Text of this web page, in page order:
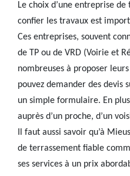
Le choix d’une entreprise
confier les travaux est
Ces entreprises, souvent
de TP ou de VRD (Voirie et
nombreuses à proposer
pouvez demander des devis
un simple formulaire. En
auprès d’un proche, d’un
Il faut aussi savoir qu’à
de terrassement fiable
ses services à un prix